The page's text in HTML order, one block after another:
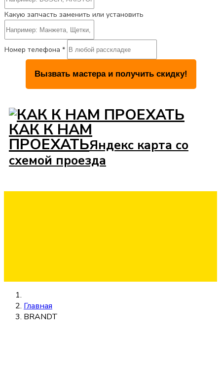
Какую запчасть заменить или установить
Номер телефона *
КАК К НАМ
ПРОЕХАТЬЯндекс карта со
схемой проезда
Главная
BRANDT